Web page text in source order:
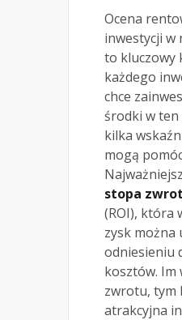
Ocena
inwestycji w
to kluczowy
każdego
chce
środki w
kilka
mogą
stopa
(ROI), która
zysk można
odniesieniu
kosztów. Im
zwrotu, tym
atrakcyjna